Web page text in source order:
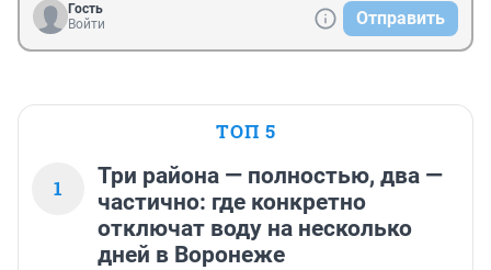
Гость
Войти
Отправить
ТОП 5
1
Три района — полностью, два —
частично: где конкретно
отключат воду на несколько
дней в Воронеже